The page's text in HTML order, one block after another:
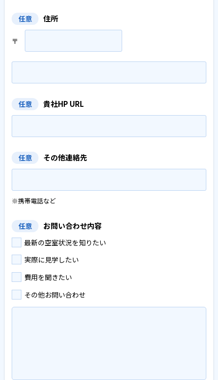
任意 住所
〒
任意 貴社HP URL
任意 その他連絡先
※携帯電話など
任意 お問い合わせ内容
最新の空室状況を知りたい
実際に見学したい
費用を聞きたい
その他お問い合わせ